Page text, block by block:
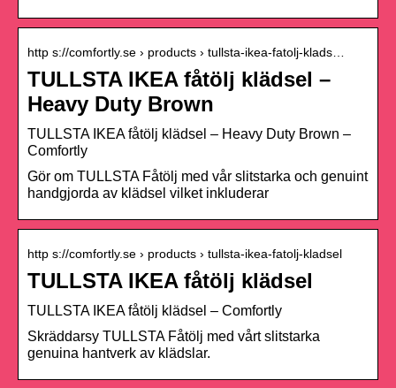
http s://comfortly.se › products › tullsta-ikea-fatolj-klads…
TULLSTA IKEA fåtölj klädsel –
Heavy Duty Brown
TULLSTA IKEA fåtölj klädsel – Heavy Duty Brown –
Comfortly
Gör om TULLSTA Fåtölj med vår slitstarka och genuint
handgjorda av klädsel vilket inkluderar
http s://comfortly.se › products › tullsta-ikea-fatolj-kladsel
TULLSTA IKEA fåtölj klädsel
TULLSTA IKEA fåtölj klädsel – Comfortly
Skräddarsy TULLSTA Fåtölj med vårt slitstarka
genuina hantverk av klädslar.